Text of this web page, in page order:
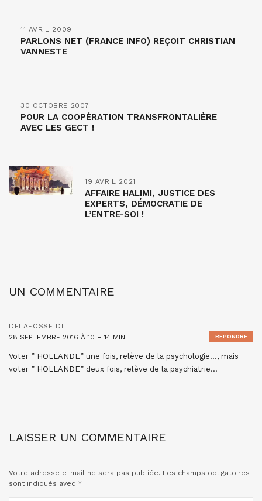
11 AVRIL 2009
PARLONS NET (FRANCE INFO) REÇOIT CHRISTIAN
VANNESTE
30 OCTOBRE 2007
POUR LA COOPÉRATION TRANSFRONTALIÈRE
AVEC LES GECT !
19 AVRIL 2021
AFFAIRE HALIMI, JUSTICE DES
EXPERTS, DÉMOCRATIE DE
L’ENTRE-SOI !
UN COMMENTAIRE
DELAFOSSE DIT :
28 SEPTEMBRE 2016 À 10 H 14 MIN
Voter ” HOLLANDE” une fois, relève de la psychologie…, mais
voter ” HOLLANDE” deux fois, relève de la psychiatrie…
RÉPONDRE
LAISSER UN COMMENTAIRE
Votre adresse e-mail ne sera pas publiée. Les champs obligatoires
sont indiqués avec *